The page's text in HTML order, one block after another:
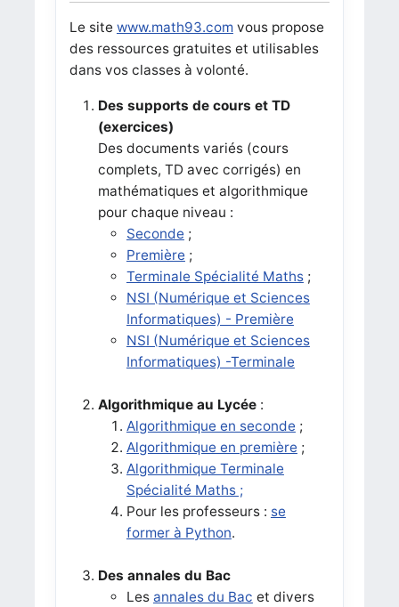
Le site www.math93.comvous propose
des ressources gratuites et utilisables
dans vos classes à volonté.
Des supports de cours et TD
(exercices)
Des documents variés (cours
complets, TD avec corrigés) en
mathématiques et algorithmique
pour chaque niveau :
Seconde ;
Première ;
Terminale Spécialité Maths;
NSI (Numérique et Sciences
Informatiques) - Première
NSI (Numérique et Sciences
Informatiques) -Terminale
Algorithmique au Lycée:
Algorithmique en seconde ;
Algorithmique en première ;
Algorithmique Terminale
Spécialité Maths ;
Pour les professeurs : se
former à Python.
Des annales du Bac
Les annales du Bac et divers